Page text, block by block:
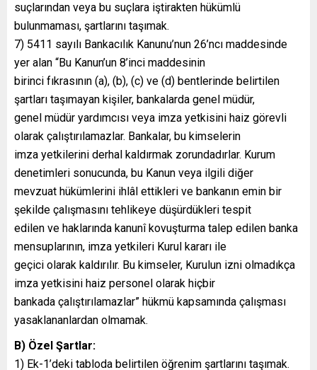
suçlarından veya bu suçlara iştirakten hükümlü
bulunmaması, şartlarını taşımak.
7) 5411 sayılı Bankacılık Kanunu’nun 26’ncı maddesinde
yer alan “Bu Kanun’un 8’inci maddesinin
birinci fıkrasının (a), (b), (c) ve (d) bentlerinde belirtilen
şartları taşımayan kişiler, bankalarda genel müdür,
genel müdür yardımcısı veya imza yetkisini haiz görevli
olarak çalıştırılamazlar. Bankalar, bu kimselerin
imza yetkilerini derhal kaldırmak zorundadırlar. Kurum
denetimleri sonucunda, bu Kanun veya ilgili diğer
mevzuat hükümlerini ihlâl ettikleri ve bankanın emin bir
şekilde çalışmasını tehlikeye düşürdükleri tespit
edilen ve haklarında kanunî kovuşturma talep edilen banka
mensuplarının, imza yetkileri Kurul kararı ile
geçici olarak kaldırılır. Bu kimseler, Kurulun izni olmadıkça
imza yetkisini haiz personel olarak hiçbir
bankada çalıştırılamazlar” hükmü kapsamında çalışması
yasaklananlardan olmamak.
B) Özel Şartlar:
1) Ek-1’deki tabloda belirtilen öğrenim şartlarını taşımak.